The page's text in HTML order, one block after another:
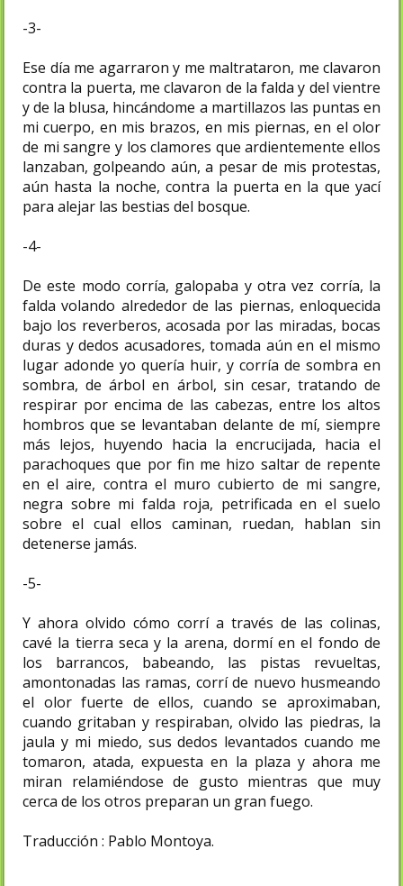
-3-
Ese día me agarraron y me maltrataron, me clavaron
contra la puerta, me clavaron de la falda y del vientre
y de la blusa, hincándome a martillazos las puntas en
mi cuerpo, en mis brazos, en mis piernas, en el olor
de mi sangre y los clamores que ardientemente ellos
lanzaban, golpeando aún, a pesar de mis protestas,
aún hasta la noche, contra la puerta en la que yací
para alejar las bestias del bosque.
-4-
De este modo corría, galopaba y otra vez corría, la
falda volando alrededor de las piernas, enloquecida
bajo los reverberos, acosada por las miradas, bocas
duras y dedos acusadores, tomada aún en el mismo
lugar adonde yo quería huir, y corría de sombra en
sombra, de árbol en árbol, sin cesar, tratando de
respirar por encima de las cabezas, entre los altos
hombros que se levantaban delante de mí, siempre
más lejos, huyendo hacia la encrucijada, hacia el
parachoques que por fin me hizo saltar de repente
en el aire, contra el muro cubierto de mi sangre,
negra sobre mi falda roja, petrificada en el suelo
sobre el cual ellos caminan, ruedan, hablan sin
detenerse jamás.
-5-
Y ahora olvido cómo corrí a través de las colinas,
cavé la tierra seca y la arena, dormí en el fondo de
los barrancos, babeando, las pistas revueltas,
amontonadas las ramas, corrí de nuevo husmeando
el olor fuerte de ellos, cuando se aproximaban,
cuando gritaban y respiraban, olvido las piedras, la
jaula y mi miedo, sus dedos levantados cuando me
tomaron, atada, expuesta en la plaza y ahora me
miran relamiéndose de gusto mientras que muy
cerca de los otros preparan un gran fuego.
Traducción : Pablo Montoya.